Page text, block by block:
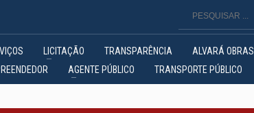
LICITAÇÃO TRANSPARÊNCIA ALVARÁ OBRAS
AGENTE PÚBLICO TRANSPORTE PÚBLICO